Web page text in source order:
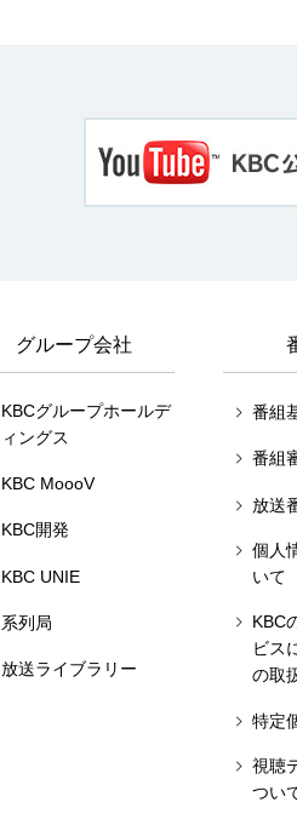
グループ会社
KBCグループホールデ
ィングス
KBC MoooV
KBC開発
KBC UNIE
系列局
放送ライブラリー
番組
番組
放送
個人
いて
KBC
ビス
の取
特定
視聴
つい